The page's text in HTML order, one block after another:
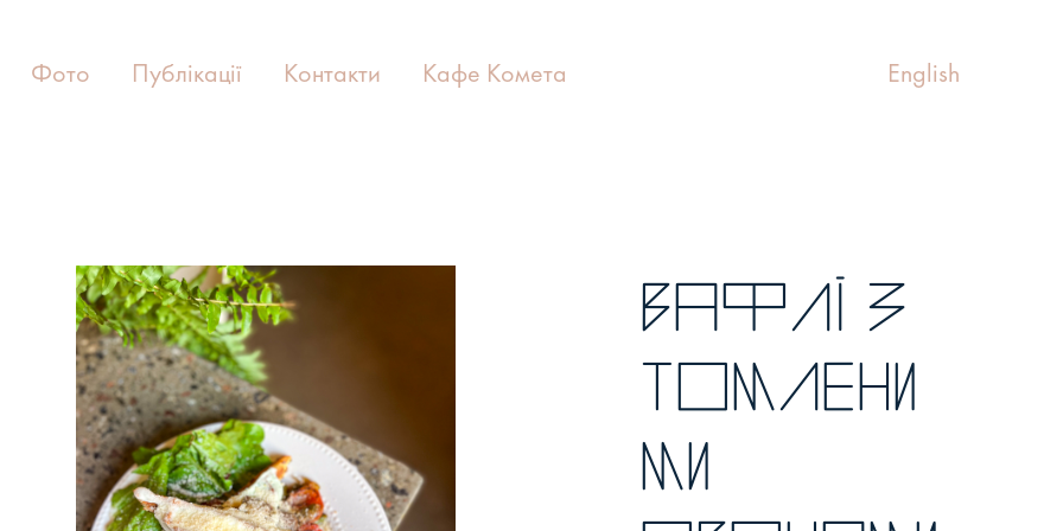
Фото Публікації Контакти Кафе Комета English
Вафлі з
томлени
ми